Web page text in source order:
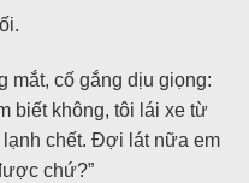
mắt, cố gắng dịu giọng:
biết không, tôi lái xe từ
lạnh chết. Đợi lát nữa em
chứ?”